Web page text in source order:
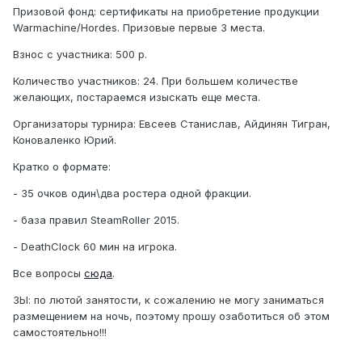
Призовой фонд: сертификаты на приобретение продукции
Warmachine/Hordes. Призовые первые 3 места.
Взнос с участника: 500 р.
Количество участников: 24. При большем количестве
желающих, постараемся изыскать еще места.
Организаторы турнира: Евсеев Станислав, Айдинян Тигран,
Коноваленко Юрий.
Кратко о формате:
- 35 очков один\два ростера одной фракции.
- база правил SteamRoller 2015.
- DeathClock 60 мин на игрока.
Все вопросы сюда.
ЗЫ: по лютой занятости, к сожалению не могу заниматься
размещением на ночь, поэтому прошу озаботиться об этом
самостоятельно!!!